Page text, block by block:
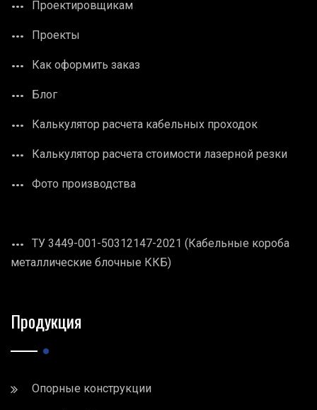
Проектировщикам
Проекты
Как оформить заказ
Блог
Калькулятор расчета кабельных проходок
Калькулятор расчета стоимости лазерной резки
Фото производства
ТУ 3449-001-50312147-2021 (Кабельные короба
металлические блочные ККБ)
Продукция
Опорные конструкции